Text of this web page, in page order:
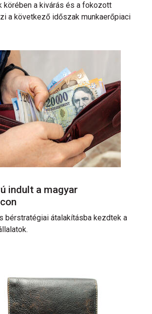
körében a kivárás és a fokozott
a következő időszak munkaerőpiaci
indult a magyar
bérstratégiai átalakításba kezdtek a